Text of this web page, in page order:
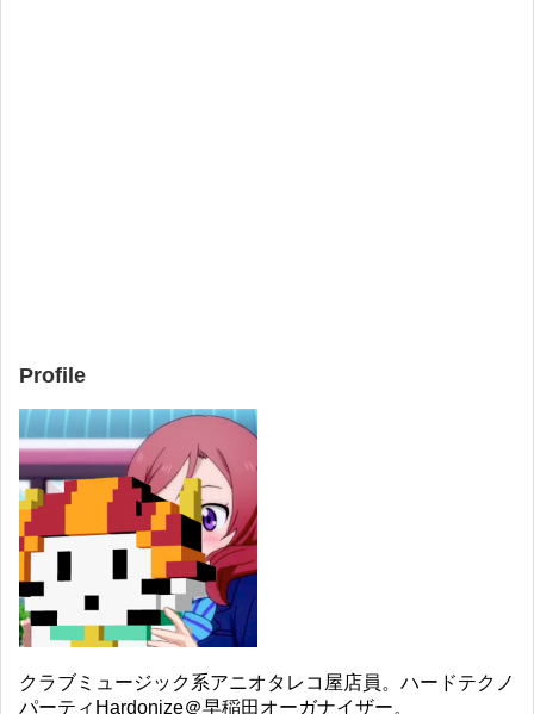
Profile
クラブミュージック系アニオタレコ屋店員。ハードテクノ
パーティHardonize＠早稲田オーガナイザー。